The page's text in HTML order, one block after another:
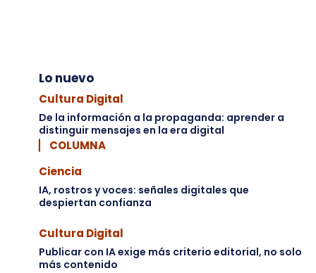
Lo nuevo
Cultura Digital
De la información a la propaganda: aprender a
distinguir mensajes en la era digital
▏ COLUMNA
Ciencia
IA, rostros y voces: señales digitales que
despiertan confianza
Cultura Digital
Publicar con IA exige más criterio editorial, no solo
más contenido